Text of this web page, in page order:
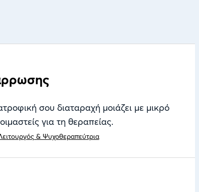
σου διαταραχή μοιάζει με μικρό
για τη θεραπείας.
& Ψυχοθεραπεύτρια